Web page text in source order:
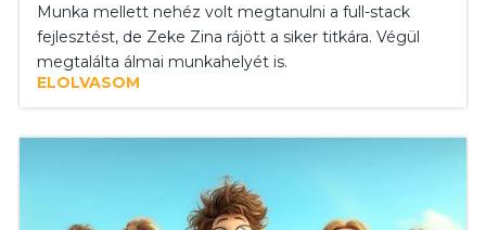
Munka mellett nehéz volt megtanulni a full-stack
fejlesztést, de Zeke Zina rájött a siker titkára. Végül
megtalálta álmai munkahelyét is.
ELOLVASOM